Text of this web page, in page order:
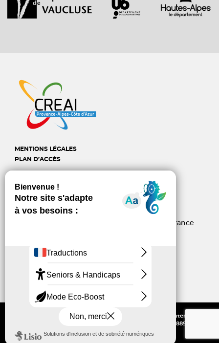
MENTIONS LÉGALES
PLAN D’ACCÈS
CREAI Provence-Alpes-
Côte d'Azur
6, rue d’Arcole - 13006 Marseille - France
Linkedin
Tous droits réservés - Reproduction partielle ou intégrale interdite sans
autorisation écrite — N° SIRET : 775 559 677 00015 - NAF : 8899B - N°
Formation : 93130003013